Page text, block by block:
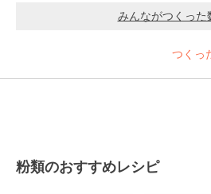
みんながつくった
つくっ
粉類のおすすめレシピ